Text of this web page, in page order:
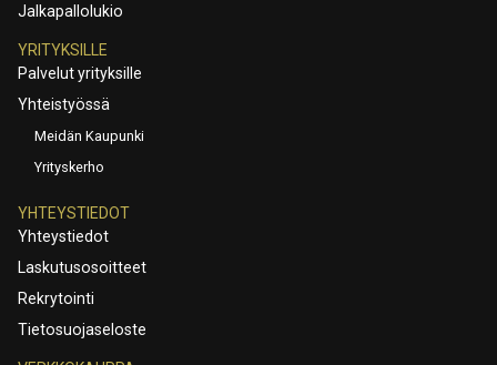
Jalkapallolukio
YRITYKSILLE
Palvelut yrityksille
Yhteistyössä
Meidän Kaupunki
Yrityskerho
YHTEYSTIEDOT
Yhteystiedot
Laskutusosoitteet
Rekrytointi
Tietosuojaseloste